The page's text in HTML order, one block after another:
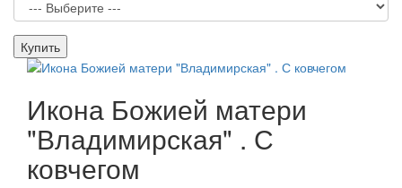
Купить
Икона Божией матери
"Владимирская" . С
ковчегом